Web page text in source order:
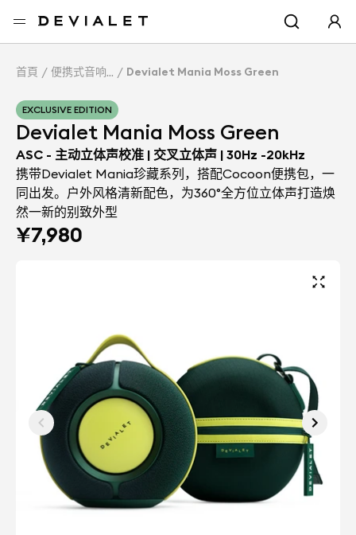
首頁 便携式音响 Devialet Mania Moss Green
EXCLUSIVE EDITION
Devialet Mania Moss Green
ASC - 主动立体声校准 | 交叉立体声 | 30Hz -20kHz
携带Devialet Mania珍藏系列，搭配Cocoon便携包，一
同出发。户外风格清新配色，为360°全方位立体声打造焕
然一新的别致外型
¥7,980